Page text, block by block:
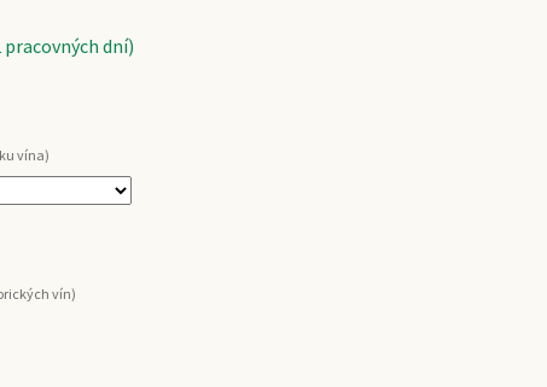
dní)
vína)
vín)